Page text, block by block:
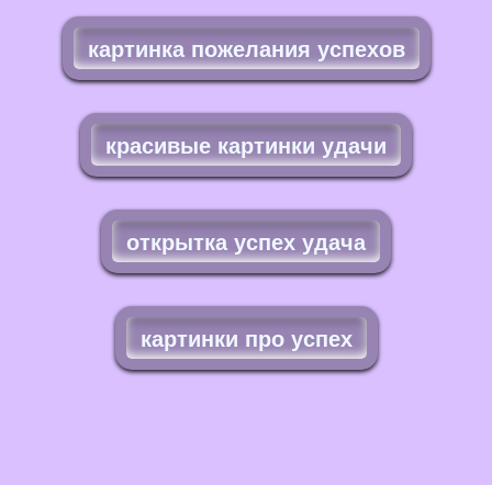
картинка пожелания успехов
красивые картинки удачи
открытка успех удача
картинки про успех